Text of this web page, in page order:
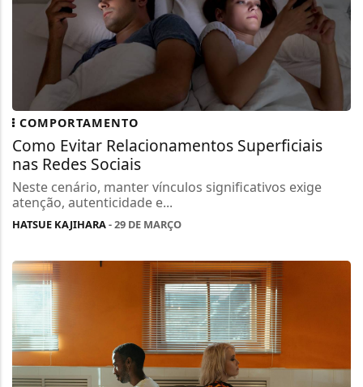
COMPORTAMENTO
Como Evitar Relacionamentos Superficiais
nas Redes Sociais
Neste cenário, manter vínculos significativos exige
atenção, autenticidade e...
HATSUE KAJIHARA- 29 DE MARÇO